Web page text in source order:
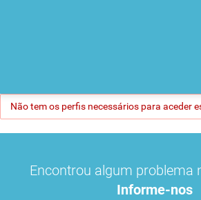
Não tem os perfis necessários para aceder
Encontrou algum problema
Informe-nos